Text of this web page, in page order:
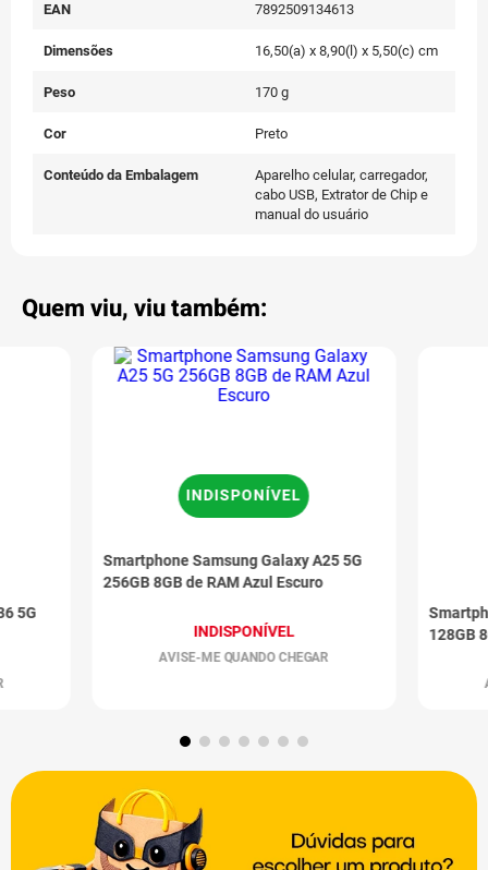
EAN 7892509134613
Dimensões 16,50(a) x 8,90(l) x 5,50(c) cm
Peso 170 g
Cor Preto
Conteúdo da Embalagem
Aparelho celular, carregador,
cabo USB, Extrator de Chip e
manual do usuário
Quem viu, viu também:
5G
Smartphone Samsung Galaxy A25 5G
256GB 8GB de RAM Azul Escuro
INDISPONÍVEL
AVISE-ME QUANDO CHEGAR
INDISPONÍVEL
128GB